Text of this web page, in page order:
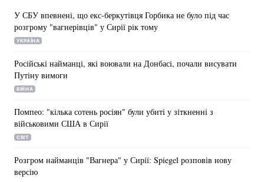
Пізніше родичі та знайомі декількох російських
найманців, знищених в Сирії, підтвердили
У Путіна вперше масове знищення американцями
російських найманців у Сирії прокоментували
тільки 13 лютого. Однак не стали підтверджувати
або спростовувати цю інформацію, порадивши
звернутися з цього питання в Міноборони РФ.
У СБУ впевнені, що екс-беркутівця Горбика не було під час
розгрому "вагнерівців" у Сирії рік тому
УКРАЇНА
Російські найманці, які воювали на Донбасі, почали висувати
Путіну вимоги
ВІЙНА
Помпео: "кілька сотень росіян" були убиті у зіткненні з
військовими США в Сирії
СВІТ
Розгром найманців "Вагнера" у Сирії: Spiegel розповів нову
версію